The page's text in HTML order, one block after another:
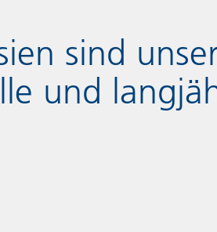
sind
und